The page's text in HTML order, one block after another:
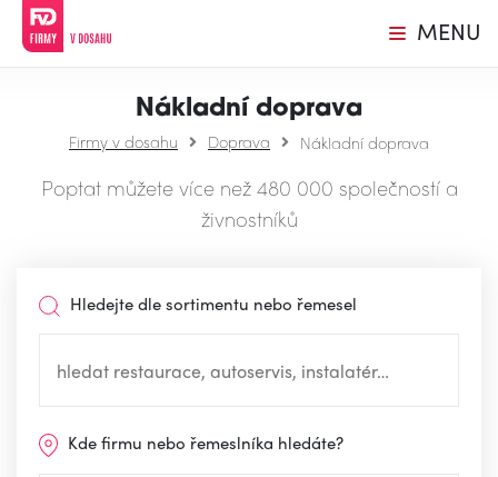
MENU
Nákladní doprava
Firmy v dosahu Doprava Nákladní doprava
Poptat můžete více než 480 000 společností a
živnostníků
Hledejte dle sortimentu nebo řemesel
Kde firmu nebo řemeslníka hledáte?